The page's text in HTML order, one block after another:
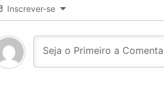
Inscrever-se